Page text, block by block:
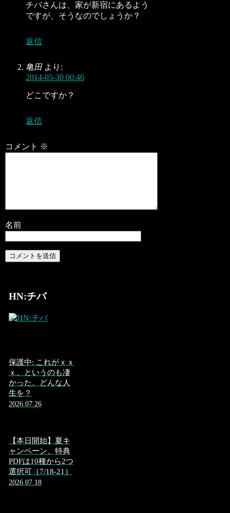
チバさんは、家が新宿にあるよう
ですが、そうなのでしょうか？
返信
亀田 より:
2014-05-30 00:46
どこですか？
返信
コメント ※
名前
HN:チバ
保護中: これがｘｘ
ｘ、というのも凄
かった。どんな人
生を？
2026.07.26
【本日開始】夏キ
ャンペーン、特典
PDFは10種から2つ
選択可（7/18-21）
2026.07.18